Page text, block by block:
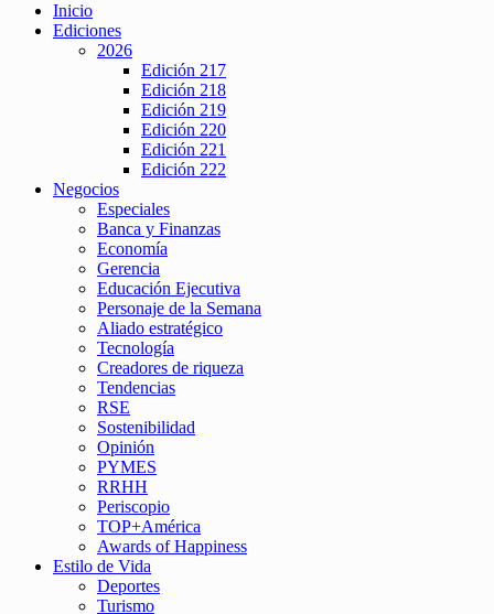
Inicio
Ediciones
2026
Edición 217
Edición 218
Edición 219
Edición 220
Edición 221
Edición 222
Negocios
Especiales
Banca y Finanzas
Economía
Gerencia
Educación Ejecutiva
Personaje de la Semana
Aliado estratégico
Tecnología
Creadores de riqueza
Tendencias
RSE
Sostenibilidad
Opinión
PYMES
RRHH
Periscopio
TOP+América
Awards of Happiness
Estilo de Vida
Deportes
Turismo